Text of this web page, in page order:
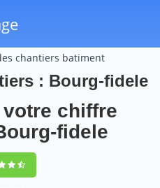
chantiers batiment
: Bourg-fidele
chiffre
fidele